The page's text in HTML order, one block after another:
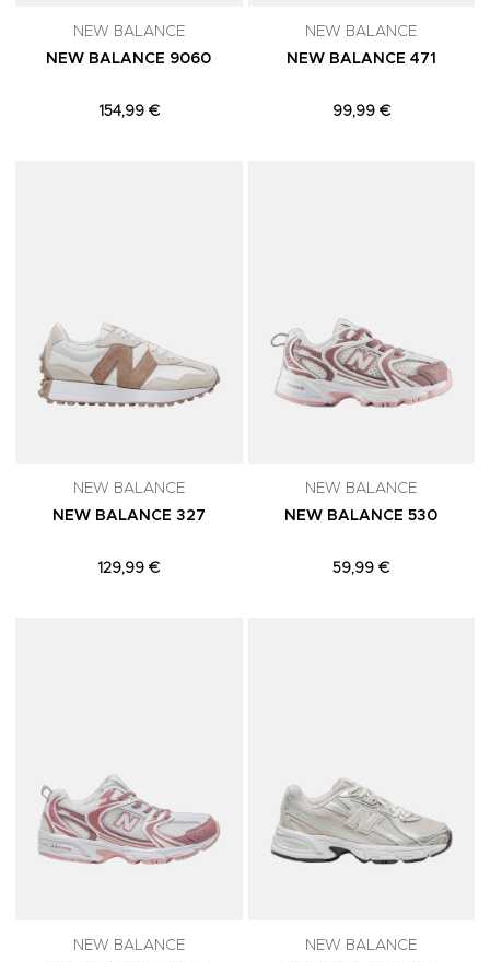
NEW BALANCE
NEW BALANCE 9060
154,99 €
NEW BALANCE
NEW BALANCE 471
99,99 €
NEW BALANCE
NEW BALANCE 327
129,99 €
NEW BALANCE
NEW BALANCE 530
59,99 €
NEW BALANCE
NEW BALANCE